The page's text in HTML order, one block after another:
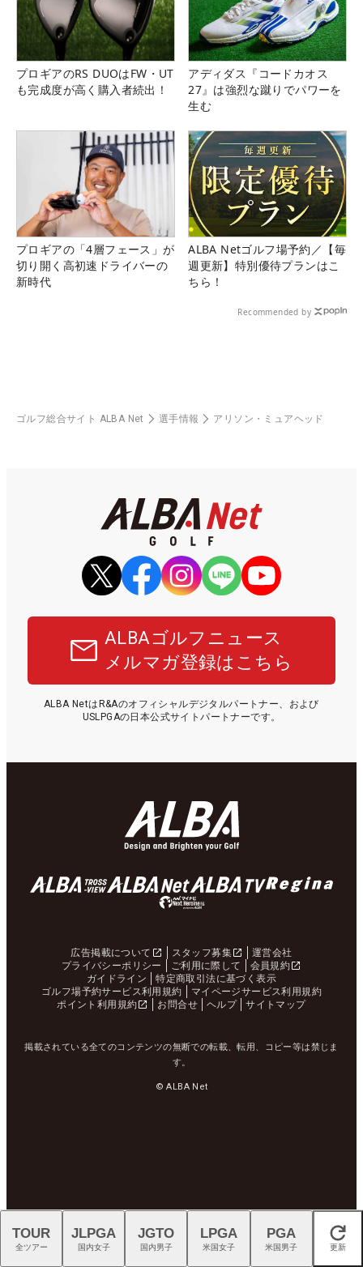
プロギアのRS DUOはFW・UT
も完成度が高く購入者続出！
アディダス『コードカオス
27』は強烈な蹴りでパワーを
生む
プロギアの「4層フェース」が
切り開く高初速ドライバーの
新時代
ALBA Netゴルフ場予約／【毎
週更新】特別優待プランはこ
ちら！
Recommended by
ゴルフ総合サイト ALBA Net 選手情報 アリソン・ミュアヘッド
ALBAゴルフニュース
メルマガ登録はこちら
ALBA NetはR&Aのオフィシャルデジタルパートナー、および
USLPGAの日本公式サイトパートナーです。
広告掲載について スタッフ募集
運営会社
プライバシーポリシー
ご利用に際して
会員規約
ガイドライン
特定商取引法に基づく表示
ゴルフ場予約サービス利用規約
マイページサービス利用規約
ポイント利用規約
お問合せ ヘルプ サイトマップ
掲載されている全てのコンテンツの無断での転載、転用、コピー等は禁じま
す。
© ALBA Net
閉じる
TOUR
全ツアー
JLPGA
国内女子
JGTO
国内男子
LPGA
米国女子
PGA
米国男子 更新